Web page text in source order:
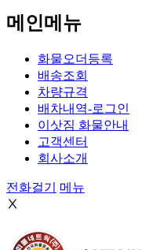
메인메뉴
화물오더등록
배송조회
차량규격
배차내역-로그인
이삿짐 화물안내
고객센터
회사소개
전화걸기
메뉴
Ⅹ